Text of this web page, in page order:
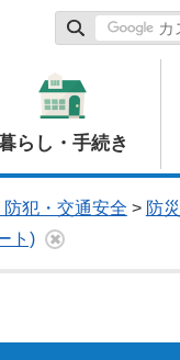
らし・手続き
防犯・交通安全 > 防災
ト)